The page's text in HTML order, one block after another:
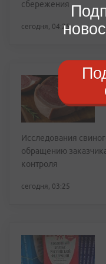
сбережения
сегодня, 04:25
Исследования
обращению
контроля
сегодня, 03:25